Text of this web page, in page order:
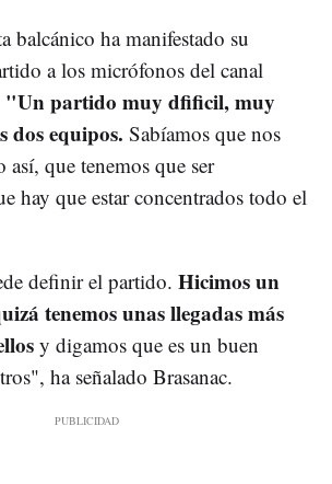
balcánico ha manifestado su
a los micrófonos del canal
"Un partido muy dfificil, muy
dos equipos. Sabíamos que nos
así, que tenemos que ser
hay que estar concentrados todo el
definir el partido. Hicimos un
tenemos unas llegadas más
y digamos que es un buen
ha señalado Brasanac.